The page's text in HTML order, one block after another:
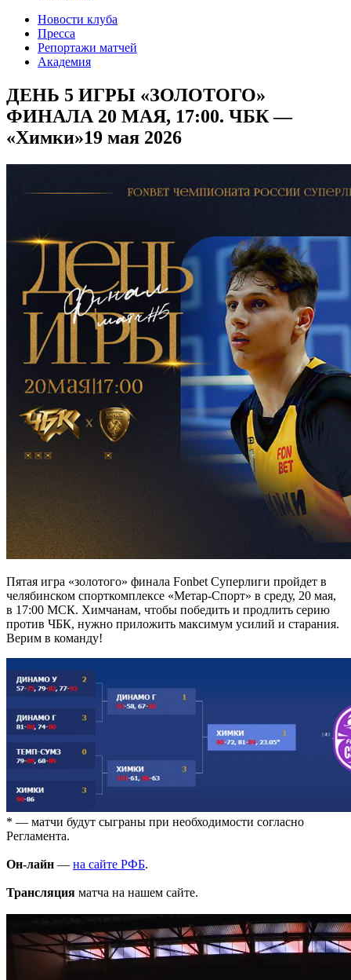
Новости клуба
Пресса
Репортажи матчей
Академия
ДЕНЬ 5 ИГРЫ «ЗОЛОТОГО»
ФИНАЛА 20 МАЯ, 17:00. ЧБК —
«Химки»19 мая 2026
Пятая игра «золотого» финала Fonbet Суперлиги пройдет в
челябинском спорткомплексе «Метар-Спорт» в среду, 20 мая,
в 17:00 МСК. Химчанам, чтобы победить и продлить серию
против ЧБК, нужно приложить максимум усилий и старания.
Верим в команду!
* — матчи будут сыграны при необходимости согласно
Регламента.
Он-лайн — на сайте РФБ.
Трансляция матча на нашем сайте.